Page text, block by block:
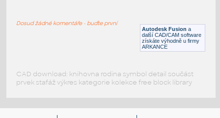
Autodesk Fusion a
další CAD/CAM software
získáte výhodně u firmy
ARKANCE
Dosud žádné komentáře - buďte první
CAD download: knihovna rodina symbol detail součást
prvek stafáž výkres kategorie kolekce free block library